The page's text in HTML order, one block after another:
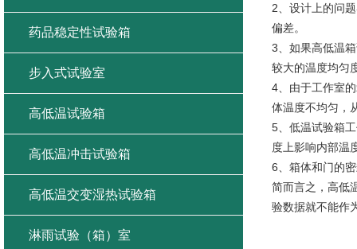
2、设计上的问
偏差。
3、如果高低温
较大的温度均匀
4、由于工作室
体温度不均匀，
5、低温试验箱
度上影响内部温
6、箱体和门的
简而言之，高低
验数据就不能作
药品稳定性试验箱
步入式试验室
高低温试验箱
高低温冲击试验箱
高低温交变湿热试验箱
淋雨试验（箱）室